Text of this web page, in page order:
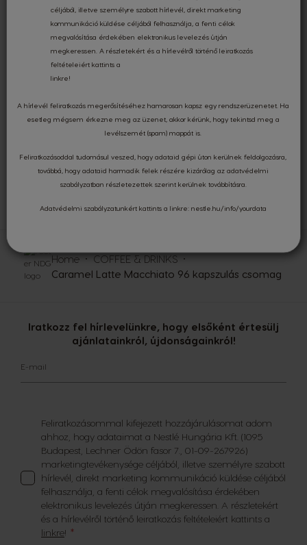
céljából, illetve személyre szabott hírlevél, direkt marketing
kommunikáció küldése céljából felhasználja, a fenti célok
megvalósítása érdekében elektronikus levelezés útján
megkeressen. A részletekért és a hírlevélről történő leiratkozás
feltételeiért kattints a
linkre!
A hírlevél feliratkozás megerősítéséhez hamarosan kapsz egy rendszerüzenetet. Ha
esetleg mégsem érkezne meg az üzenet, akkor kérünk, hogy tekintsd meg a
levélszemét (spam) mappát is.
Feliratkozásoddal tudomásul veszed, hogy adataid gépi úton kerülnek feldolgozásra,
továbbá, hogy adataid harmadik felek részére kizárólag azadatvédelmi
szabályzatban részletezettek szerint kerülnek továbbításra.
Adatvédelmi szabályzatunkért kattints a linkre:nestle.hu/info/yourdata
KÜLÖNLEGES AJÁNLATOK
BIZTONSÁGOSKÁRTYÁS FIZETÉS
KÉRDÉSED VAN? FORDULJ HOZZÁNK!
Iratkozz fel hírlevelünkre, hogy elsőként értesülj
ajánlatainkról, újdonságainkról!
E-mail
Feliratkozásommal kifejezett hozzájárulásomat adom
ahhoz, hogy adataimat a Nestlé Hungária Kft. (1095
Budapest, Lechner Ödön fasor 7., 01-09-267926)
marketingtevékenysége céljából, illetve személyre szabott
hírlevél, direkt marketing kommunikáció küldése céljából
felhasználja, a fenti célok megvalósítása érdekében
elektronikus levelezés útján megkeressen. A részletekért
és a hírlevélről történő leiratkozás feltételeiért kattints a
linkre!
Home
COFFEE & DRINKS
Caramel Latte Macchiato 96 kapszulás csomag